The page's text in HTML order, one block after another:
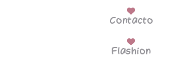
Contacto
Flashion